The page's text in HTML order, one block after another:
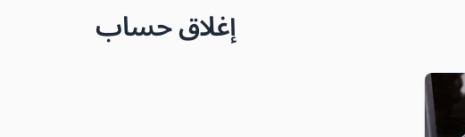
إغلاق حساب